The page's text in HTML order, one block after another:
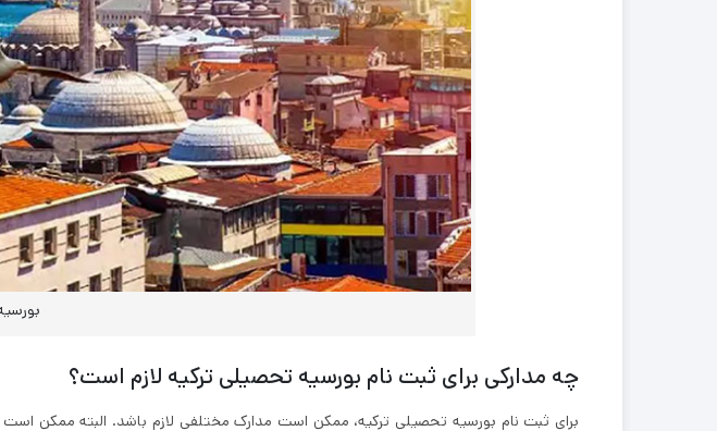
چه مدارکی برای ثبت نام بورسیه تحصیلی ترکیه لازم است؟
برای ثبت نام بورسیه تحصیلی ترکیه، ممکن است مدارک مختلفی لازم باشد. البته ممکن است